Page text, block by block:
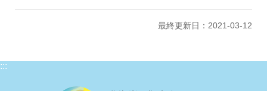
最終更新日：2021-03-12
:::